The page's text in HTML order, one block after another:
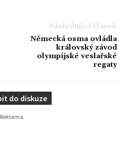
Následující článek
Německá osma ovládla
královský závod
olympijské veslařské
regaty
do diskuze